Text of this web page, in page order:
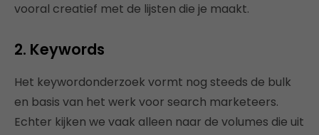
vooral creatief met de lijsten die je maakt.
2. Keywords
Het keywordonderzoek vormt nog steeds de bulk
en basis van het werk voor search marketeers.
Echter kijken we vaak alleen naar de volumes die uit